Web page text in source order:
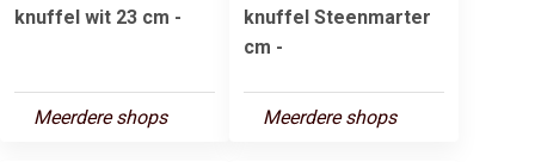
knuffel wit 23 cm -
Meerdere shops
knuffel Steenmarter
cm -
Meerdere shops